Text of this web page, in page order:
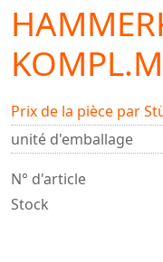
Prix de la pièce par
unité d'emballage
N° d'article
Stock